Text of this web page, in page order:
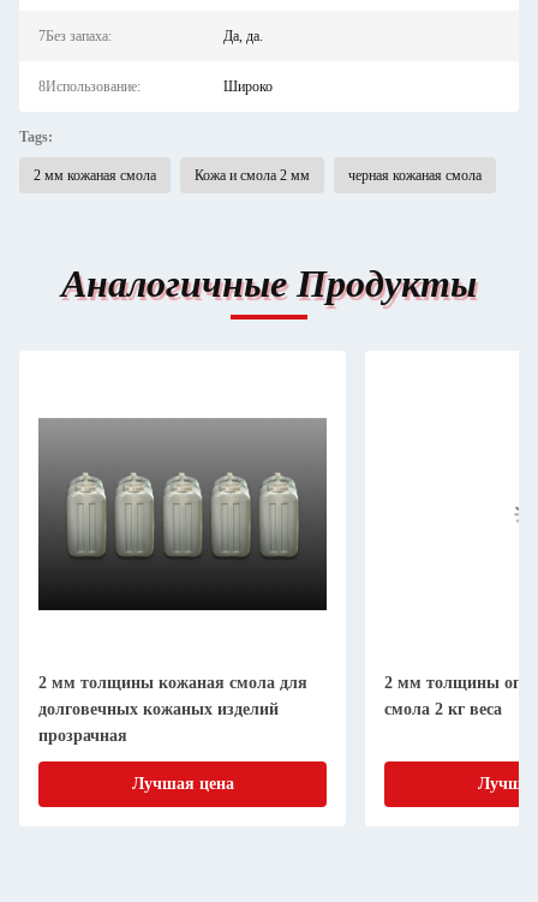
7Без запаха: Да, да.
8Использование: Широко
Tags:
2 мм кожаная смола Кожа и смола 2 мм черная кожаная смола
Аналогичные Продукты
2 мм толщины кожаная смола для
долговечных кожаных изделий
прозрачная
Лучшая цена
2 мм толщины
смола 2 кг веса